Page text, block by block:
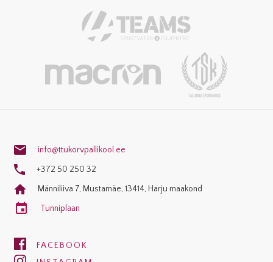
info@ttukorvpallikool.ee
+372 50 250 32
Männiliiva 7, Mustamäe, 13414, Harju maakond
Tunniplaan
FACEBOOK